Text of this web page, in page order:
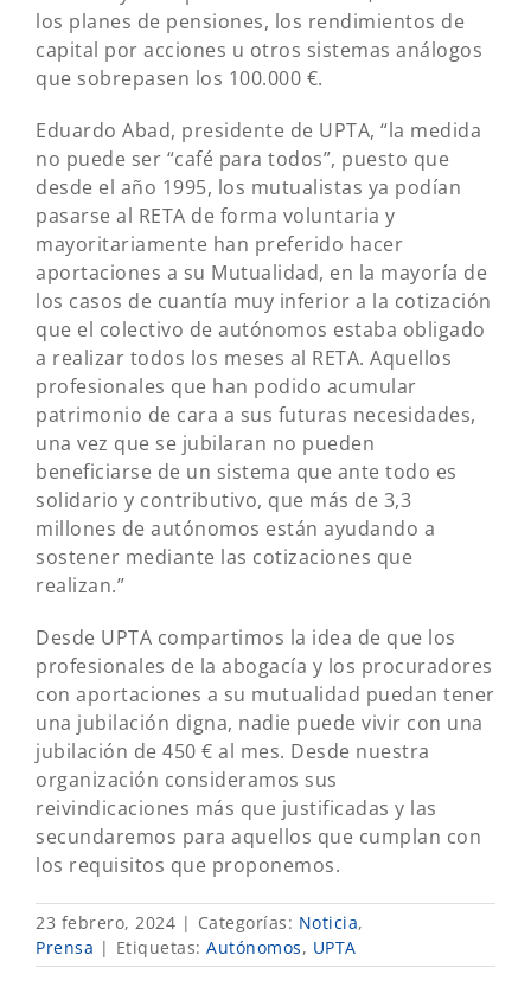
los planes de pensiones, los rendimientos de
capital por acciones u otros sistemas análogos
que sobrepasen los 100.000 €.
Eduardo Abad, presidente de UPTA, “la medida
no puede ser “café para todos”, puesto que
desde el año 1995, los mutualistas ya podían
pasarse al RETA de forma voluntaria y
mayoritariamente han preferido hacer
aportaciones a su Mutualidad, en la mayoría de
los casos de cuantía muy inferior a la cotización
que el colectivo de autónomos estaba obligado
a realizar todos los meses al RETA. Aquellos
profesionales que han podido acumular
patrimonio de cara a sus futuras necesidades,
una vez que se jubilaran no pueden
beneficiarse de un sistema que ante todo es
solidario y contributivo, que más de 3,3
millones de autónomos están ayudando a
sostener mediante las cotizaciones que
realizan.”
Desde UPTA compartimos la idea de que los
profesionales de la abogacía y los procuradores
con aportaciones a su mutualidad puedan tener
una jubilación digna, nadie puede vivir con una
jubilación de 450 € al mes. Desde nuestra
organización consideramos sus
reivindicaciones más que justificadas y las
secundaremos para aquellos que cumplan con
los requisitos que proponemos.
23 febrero, 2024 | Categorías: Noticia,
Prensa | Etiquetas: Autónomos, UPTA